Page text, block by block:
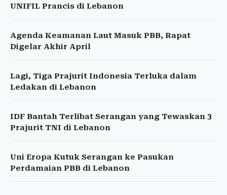
UNIFIL Prancis di Lebanon
Agenda Keamanan Laut Masuk PBB, Rapat
Digelar Akhir April
Lagi, Tiga Prajurit Indonesia Terluka dalam
Ledakan di Lebanon
IDF Bantah Terlibat Serangan yang Tewaskan 3
Prajurit TNI di Lebanon
Uni Eropa Kutuk Serangan ke Pasukan
Perdamaian PBB di Lebanon